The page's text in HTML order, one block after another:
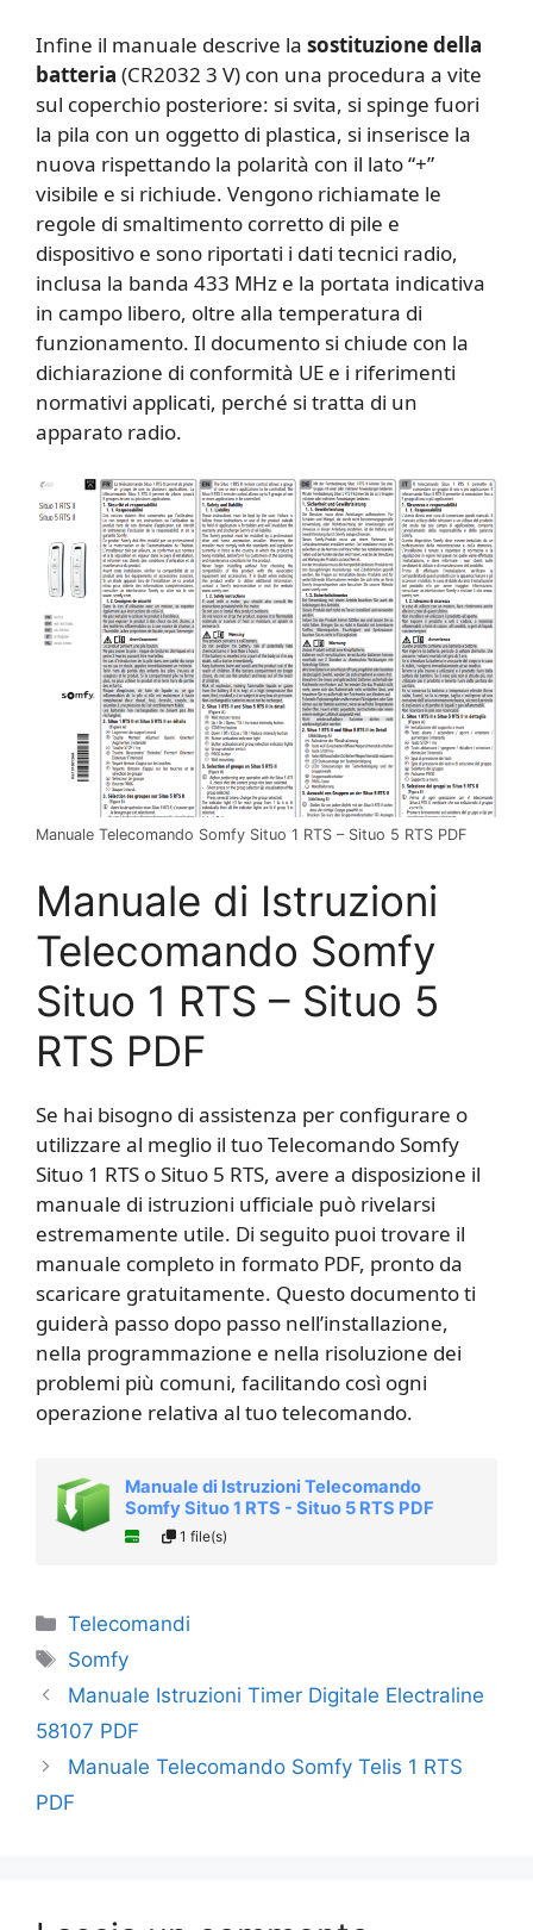
Infine il manuale descrive la sostituzione della
batteria (CR2032 3 V) con una procedura a vite
sul coperchio posteriore: si svita, si spinge fuori
la pila con un oggetto di plastica, si inserisce la
nuova rispettando la polarità con il lato “+”
visibile e si richiude. Vengono richiamate le
regole di smaltimento corretto di pile e
dispositivo e sono riportati i dati tecnici radio,
inclusa la banda 433 MHz e la portata indicativa
in campo libero, oltre alla temperatura di
funzionamento. Il documento si chiude con la
dichiarazione di conformità UE e i riferimenti
normativi applicati, perché si tratta di un
apparato radio.
Manuale Telecomando Somfy Situo 1 RTS – Situo 5 RTS PDF
Manuale di Istruzioni
Telecomando Somfy
Situo 1 RTS – Situo 5
RTS PDF
Se hai bisogno di assistenza per configurare o
utilizzare al meglio il tuo Telecomando Somfy
Situo 1 RTS o Situo 5 RTS, avere a disposizione il
manuale di istruzioni ufficiale può rivelarsi
estremamente utile. Di seguito puoi trovare il
manuale completo in formato PDF, pronto da
scaricare gratuitamente. Questo documento ti
guiderà passo dopo passo nell’installazione,
nella programmazione e nella risoluzione dei
problemi più comuni, facilitando così ogni
operazione relativa al tuo telecomando.
Manuale di Istruzioni Telecomando
Somfy Situo 1 RTS - Situo 5 RTS PDF
1 file(s)
Categorie
Telecomandi
Tag
Somfy
Manuale Istruzioni Timer Digitale Electraline
58107 PDF
Manuale Telecomando Somfy Telis 1 RTS
PDF